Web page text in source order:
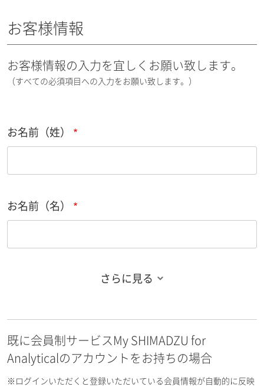
お客様情報
お客様情報の入力を宜しくお願い致します。
（すべての必須項目への入力をお願い致します。）
お名前（姓）
お名前（名）
お名前フリガナ（名）
さらに見る
既に会員制サービスMy SHIMADZU for
Analyticalのアカウントをお持ちの場合
※ログインいただくと登録いただいている会員情報が自動的に反映